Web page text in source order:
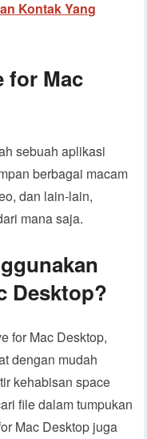
Kontak Yang
for Mac
sebuah aplikasi
berbagai macam
dan lain-lain,
mana saja.
Desktop?
for Mac Desktop,
dengan mudah
kehabisan space
file dalam tumpukan
Mac Desktop juga